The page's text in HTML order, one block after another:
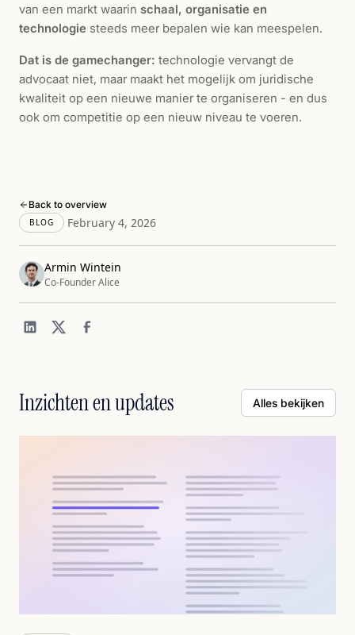
Back to overview
BLOG February 4, 2026
Armin Wintein
Co-Founder Alice
van een markt waarin schaal, organisatie en
technologie steeds meer bepalen wie kan meespelen.
Dat is de gamechanger: technologie vervangt de
advocaat niet, maar maakt het mogelijk om juridische
kwaliteit op een nieuwe manier te organiseren - en dus
ook om competitie op een nieuw niveau te voeren.
Inzichten en updates Alles bekijken